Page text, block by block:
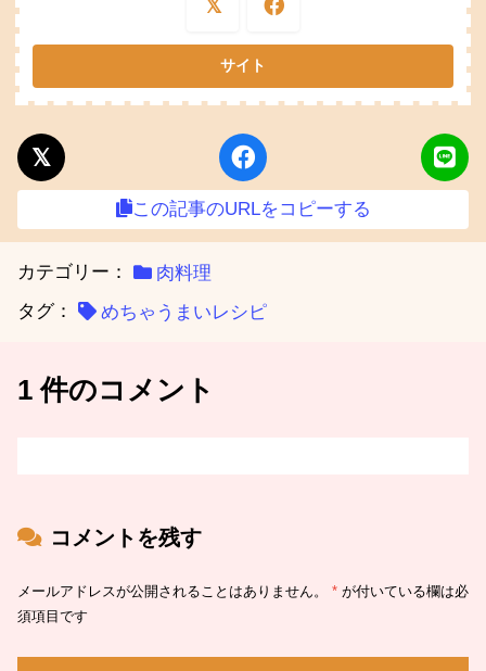
この記事のURLをコピーする
カテゴリー：
肉料理
タグ：
めちゃうまいレシピ
1 件のコメント
コメントを残す
メールアドレスが公開されることはありません。 * が付いている欄は必
須項目です